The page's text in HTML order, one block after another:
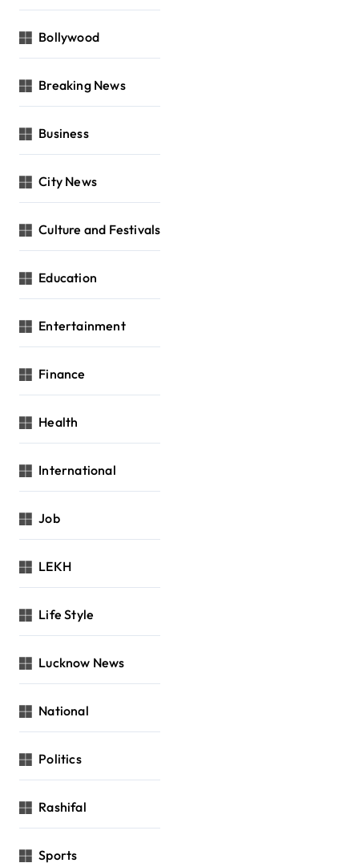
Bollywood
Breaking News
Business
City News
Culture and Festivals
Education
Entertainment
Finance
Health
International
Job
LEKH
Life Style
Lucknow News
National
Politics
Rashifal
Sports